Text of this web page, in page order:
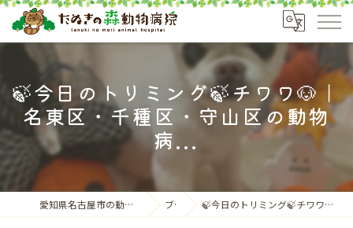
🍃今日のトリミング🍃チワワ🐶｜
名東区・千種区・守山区の動物
病...
愛知県名古屋市の動物病院ならたぬきの森動物病院 ブログ 🍃今日のトリミング🍃チワワ🐶｜名東区・千種区・守山区の動物病...